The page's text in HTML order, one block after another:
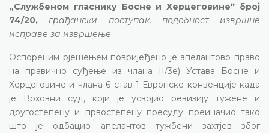
„Службеном гласнику Босне и Херцеговинеˮ број
74/20,грађански поступак, подобност извршне
исправе за извршење
Оспореним рјешењем повријеђено је апелантово право
на правично суђење из члана II/3е) Устава Босне и
Херцеговине и члана 6 став 1 Европске конвенције када
је Врховни суд, који је усвојио ревизију тужене и
другостепену и првостепену пресуду преиначио тако
што је одбацио апелантов тужбени захтјев због